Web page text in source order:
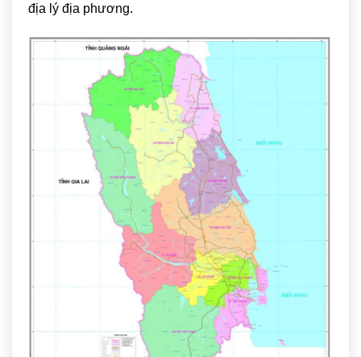
địa lý địa phương.